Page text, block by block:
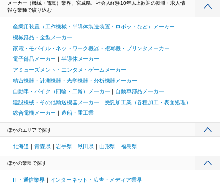
メーカー（機械・電気）業界、宮城県、社会人経験10年以上歓迎の転職・求人情
報を業種で絞り込む
産業用装置（工作機械・半導体製造装置・ロボットなど）メーカー
機械部品・金型メーカー
家電・モバイル・ネットワーク機器・複写機・プリンタメーカー
電子部品メーカー
半導体メーカー
アミューズメント・エンタメ・ゲームメーカー
精密機器・計測機器・光学機器・分析機器メーカー
自動車・バイク（四輪・二輪）メーカー
自動車部品メーカー
建設機械・その他輸送機器メーカー
受託加工業（各種加工・表面処理）
総合電機メーカー
造船・重工業
ほかのエリアで探す
北海道 青森県 岩手県 秋田県 山形県 福島県
ほかの業種で探す
IT・通信業界
インターネット・広告・メディア業界